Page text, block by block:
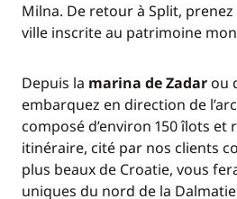
Milna. De retour à Split,
ville inscrite au patrimoine
Depuis la marina de Zadar ou
embarquez en direction de
composé d’environ 150 îlots et
itinéraire, cité par nos clients
plus beaux de Croatie, vous
uniques du nord de la